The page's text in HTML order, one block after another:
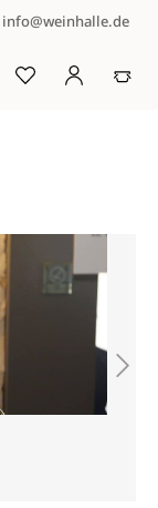
info@weinhalle.de